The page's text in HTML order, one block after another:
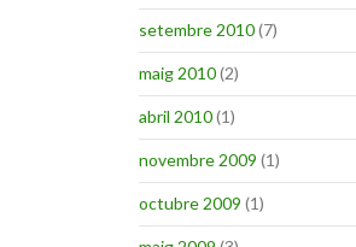
setembre 2010(7)
maig 2010(2)
abril 2010(1)
novembre 2009 (1)
octubre 2009 (1)